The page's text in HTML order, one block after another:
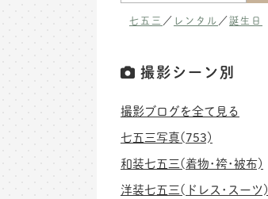
七五三 ／ レンタル ／誕生日
撮影シーン別
撮影ブログを全て見る
七五三写真(753)
和装七五三(着物･袴･被布)
洋装七五三(ドレス･スーツ)